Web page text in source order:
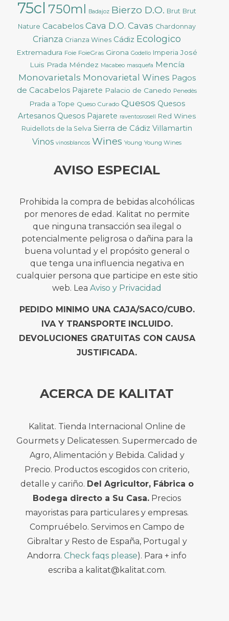
75cl 750ml Badajoz Bierzo D.O. Brut Brut
Nature Cacabelos Cava D.O. Cavas Chardonnay
Crianza Crianza Wines Cádiz Ecologico
Extremadura Foie FoieGras Girona Godello Imperia José
Luis Prada Méndez Macabeo masquefa Mencía
Monovarietals Monovarietal Wines Pagos
de Cacabelos Pajarete Palacio de Canedo Penedès
Prada a Tope Queso Curado Quesos Quesos
Artesanos Quesos Pajarete raventosrosell Red Wines
Ruidellots de la Selva Sierra de Cádiz Villamartin
Vinos vinosblancos Wines Young Young Wines
AVISO ESPECIAL
Prohibida la compra de bebidas alcohólicas
por menores de edad. Kalitat no permite
que ninguna transacción sea ilegal o
potencialmente peligrosa o dañina para la
buena voluntad y el propósito general o
que tenga una influencia negativa en
cualquier persona que participe en este sitio
web. Lea Aviso y Privacidad
PEDIDO MINIMO UNA CAJA/SACO/CUBO.
IVA Y TRANSPORTE INCLUIDO.
DEVOLUCIONES GRATUITAS CON CAUSA
JUSTIFICADA.
ACERCA DE KALITAT
Kalitat. Tienda Internacional Online de
Gourmets y Delicatessen. Supermercado de
Agro, Alimentación y Bebida. Calidad y
Precio. Productos escogidos con criterio,
detalle y cariño. Del Agricultor, Fábrica o
Bodega directo a Su Casa. Precios
mayoristas para particulares y empresas.
Compruébelo. Servimos en Campo de
Gibraltar y Resto de España, Portugal y
Andorra. Check faqs please). Para + info
escriba a kalitat@kalitat.com.